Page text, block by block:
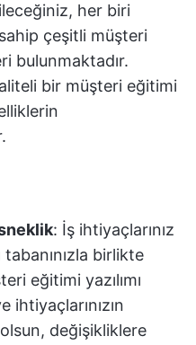
her biri
çeşitli müşteri
bulunmaktadır.
bir müşteri eğitimi
: İş ihtiyaçlarınız
tabanınızla birlikte
eğitimi yazılımı
ihtiyaçlarınızın
olsun, değişikliklere